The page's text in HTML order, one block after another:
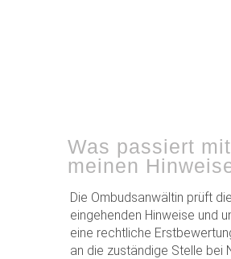
Was passiert mit
meinen
Die Ombudsanwältin prüft die
eingehenden Hinweise und
eine rechtliche
an die zuständige Stelle bei